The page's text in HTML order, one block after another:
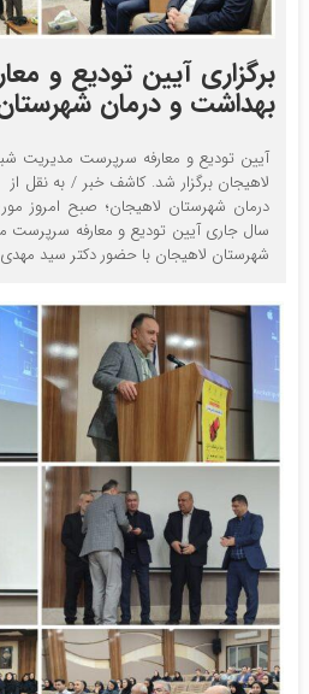
برگزاری آیین تودیع و
بهداشت و درمان
آیین تودیع و معارفه سرپرست مدیریت
لاهیجان برگزار شد. کاشف خبر / به نقل
درمان شهرستان لاهیجان؛ صبح امروز
سال جاری آیین تودیع و معارفه سرپرست
شهرستان لاهیجان با حضور دکتر سید